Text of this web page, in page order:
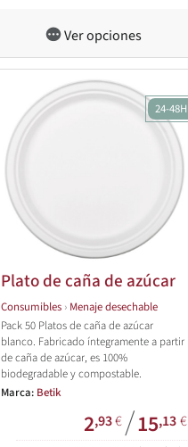
Ver opciones
24-48H
Plato de caña de azúcar
Consumibles › Menaje desechable
Pack 50 Platos de caña de azúcar
blanco. Fabricado íntegramente a partir
de caña de azúcar, es 100%
biodegradable y compostable.
Marca: Betik
2,93€/15,13€